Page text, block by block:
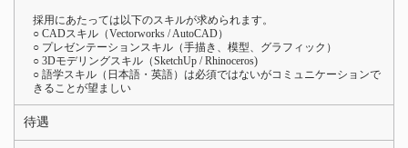
採用にあたっては以下のスキルが求められます。
○ CADスキル（Vectorworks / AutoCAD）
○ プレゼンテーションスキル（手描き、模型、グラフィック）
○ 3Dモデリングスキル（SketchUp / Rhinoceros)
○ 語学スキル（日本語・英語）は必須ではないがコミュニケーションで
きることが望ましい
待遇